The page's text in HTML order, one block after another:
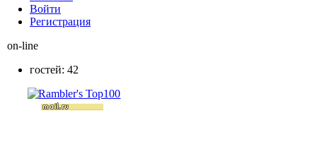
Войти
Peгиcтpaция
on-line
гостей: 42